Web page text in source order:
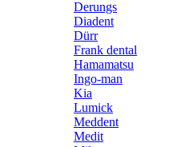
Derungs
Diadent
Dürr
Frank dental
Hamamatsu
Ingo-man
Kia
Lumick
Meddent
Medit